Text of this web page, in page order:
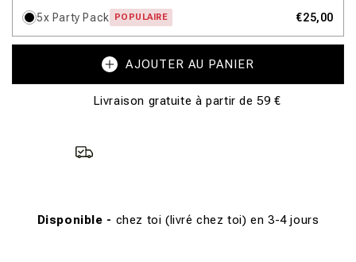
5x Party Pack POPULAIRE €25,00
AJOUTER AU PANIER
Livraison gratuite à partir de 59 €
Disponible - chez toi (livré chez toi) en 3-4 jours